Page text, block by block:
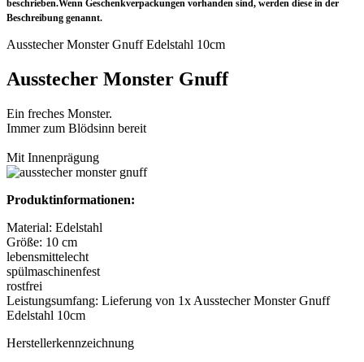
beschrieben.Wenn Geschenkverpackungen vorhanden sind, werden diese in der
Beschreibung genannt.
Ausstecher Monster Gnuff Edelstahl 10cm
Ausstecher Monster Gnuff
Ein freches Monster.
Immer zum Blödsinn bereit
Mit Innenprägung
Produktinformationen:
Material: Edelstahl
Größe: 10 cm
lebensmittelecht
spülmaschinenfest
rostfrei
Leistungsumfang: Lieferung von 1x Ausstecher Monster Gnuff
Edelstahl 10cm
Herstellerkennzeichnung